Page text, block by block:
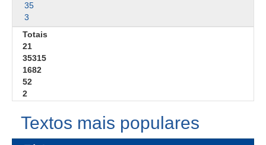
35
3
Totais
21
35315
1682
52
2
Textos mais populares